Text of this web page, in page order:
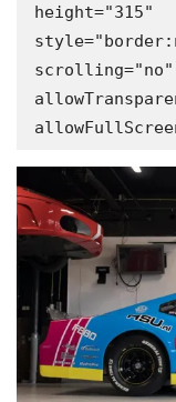
height="315"
scrolling="no"